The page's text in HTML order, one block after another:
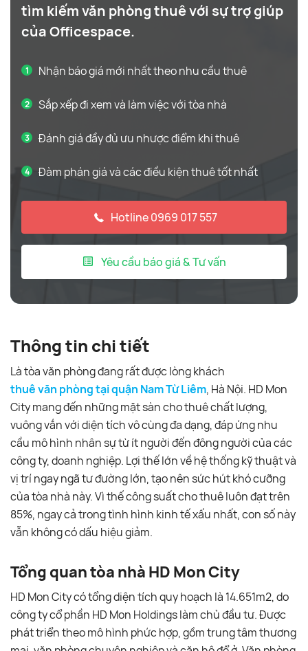
tìm kiếm văn phòng thuê với sự trợ giúp
của Officespace.
Nhận báo giá mới nhất theo nhu cầu thuê
Sắp xếp đi xem và làm việc với tòa nhà
Đánh giá đầy đủ ưu nhược điểm khi thuê
Đàm phán giá và các điều kiện thuê tốt nhất
Hotline 0969 017 557
Yêu cầu báo giá & Tư vấn
Thông tin chi tiết
Là tòa văn phòng đang rất được lòng khách
thuê văn phòng tại quận Nam Từ Liêm, Hà Nội. HD Mon
City mang đến những mặt sàn cho thuê chất lượng,
vuông vắn với diện tích vô cùng đa dạng, đáp ứng nhu
cầu mô hình nhân sự từ ít người đến đông người của các
công ty, doanh nghiệp. Lợi thế lớn về hệ thống kỹ thuật và
vị trí ngay ngã tư đường lớn, tạo nên sức hút khó cưỡng
của tòa nhà này. Vì thế công suất cho thuê luôn đạt trên
85%, ngay cả trong tình hình kinh tế xấu nhất, con số này
vẫn không có dấu hiệu giảm.
Tổng quan tòa nhà HD Mon City
HD Mon City có tổng diện tích quy hoạch là 14.651m2, do
công ty cổ phần HD Mon Holdings làm chủ đầu tư. Được
phát triển theo mô hình phức hợp, gồm trung tâm thương